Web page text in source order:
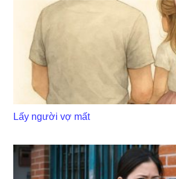
Lấy người vợ mất